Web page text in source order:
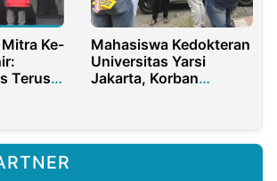
Mitra Ke-
Terus
Mahasiswa Kedokteran
Universitas Yarsi
Jakarta, Korban